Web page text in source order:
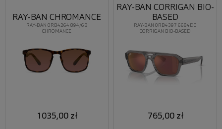
RAY-BAN 0RB4264 894/6B
CHROMANCE
RAY-BAN CHROMANCE
1035,00 zł
RAY-BAN 0RB4397 6684D0
CORRIGAN BIO-BASED
RAY-BAN CORRIGAN BIO-
BASED
765,00 zł